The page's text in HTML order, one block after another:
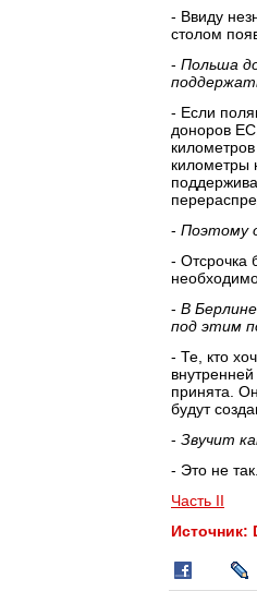
- Ввиду
столом
- Польша
- Если
доноров
километры
- Поэтому
- Отсрочка
- В
под этим
- Те, кто
принята.
будут
- Звучит
- Это не
Часть II
Источник: